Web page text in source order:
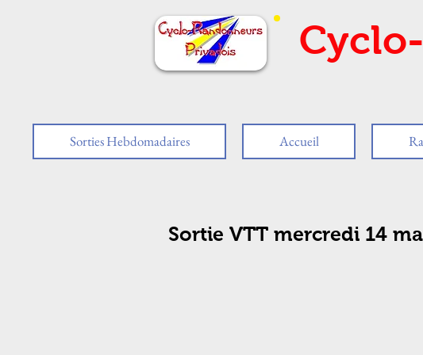
Sorties Hebdomadaires Accueil
Sortie VTT mercredi 14